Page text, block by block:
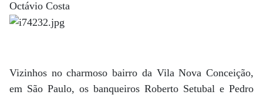
Octávio Costa
Vizinhos no charmoso bairro da Vila Nova Conceição,
em São Paulo, os banqueiros Roberto Setubal e Pedro